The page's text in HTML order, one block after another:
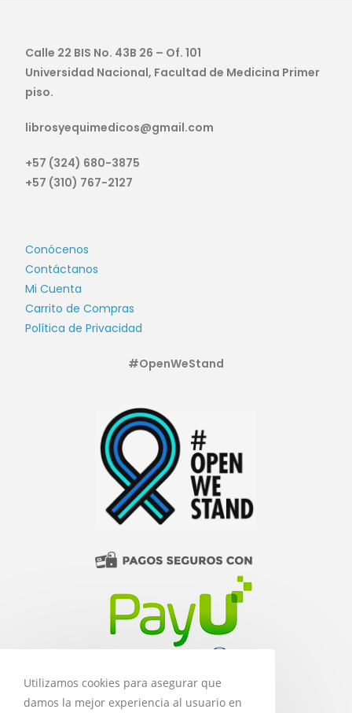
Calle 22 BIS No. 43B 26 – Of. 101
Universidad Nacional, Facultad de Medicina Primer
piso.
librosyequimedicos@gmail.com
+57 (324) 680-3875
+57 (310) 767-2127
Conócenos
Contáctanos
Mi Cuenta
Carrito de Compras
Política de Privacidad
#OpenWeStand
Utilizamos cookies para asegurar que
damos la mejor experiencia al usuario en